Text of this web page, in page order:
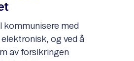
kommunisere med
og ved å
av forsikringen